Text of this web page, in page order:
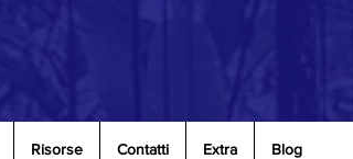
Risorse Contatti Extra Blog